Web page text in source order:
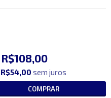
R$108,00
R$54,00 sem juros
COMPRAR